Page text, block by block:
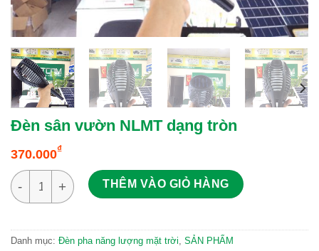
Đèn sân vườn NLMT dạng tròn
370.000₫
Đèn sân vườn NLMT dạng tròn số lượng
THÊM VÀO GIỎ HÀNG
Danh mục: Đèn pha năng lượng mặt trời SẢN PHẨM